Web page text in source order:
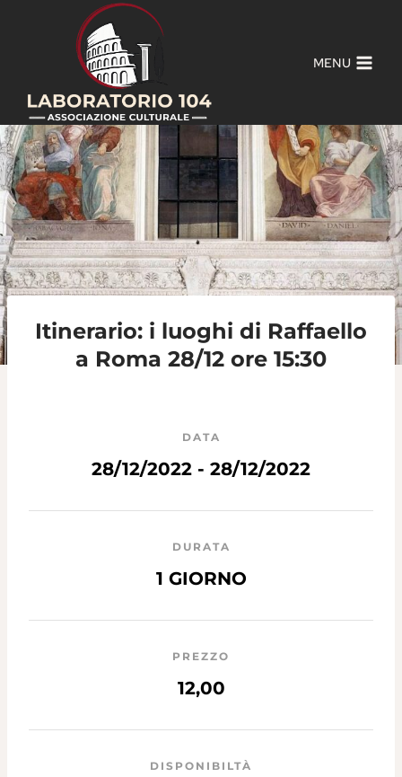
contenuto
MENU
Itinerario: i luoghi di Raffaello
a Roma 28/12 ore 15:30
DATA
28/12/2022 - 28/12/2022
DURATA
1 GIORNO
PREZZO
12,00
DISPONIBILTÀ